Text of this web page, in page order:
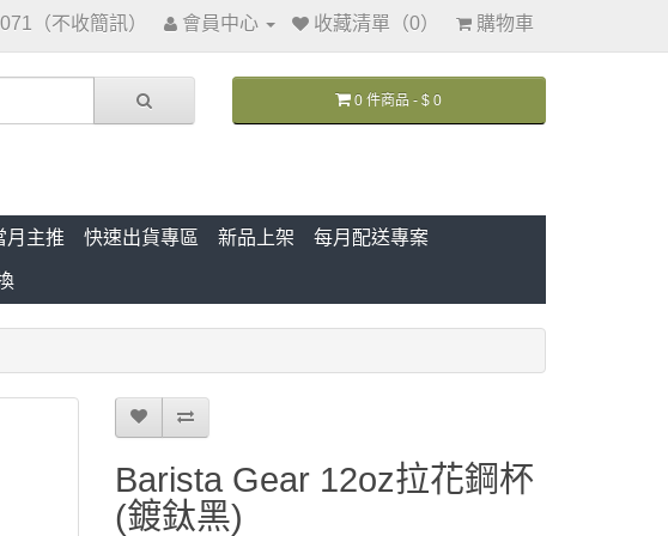
（不收簡訊） 會員中心 收藏清單（0） 購物車
0 件商品 - $ 0
月主推 快速出貨專區 新品上架 每月配送專案
Barista Gear 12oz拉花鋼杯
(鍍鈦黑)